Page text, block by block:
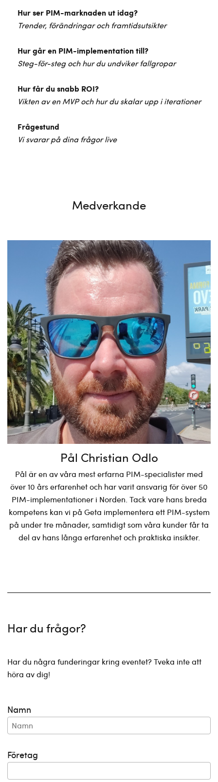
Hur ser PIM-marknaden ut idag?
Trender, förändringar och framtidsutsikter
Hur går en PIM-implementation till?
Steg-för-steg och hur du undviker fallgropar
Hur får du snabb ROI?
Vikten av en MVP och hur du skalar upp i iterationer
Frågestund
Vi svarar på dina frågor live
Medverkande
Pål Christian Odlo
Pål är en av våra mest erfarna PIM-specialister med
över 10 års erfarenhet och har varit ansvarig för över 50
PIM-implementationer i Norden. Tack vare hans breda
kompetens kan vi på Geta implementera ett PIM-system
på under tre månader, samtidigt som våra kunder får ta
del av hans långa erfarenhet och praktiska insikter.
Har du frågor?
Har du några funderingar kring eventet? Tveka inte att
höra av dig!
Namn
Företag